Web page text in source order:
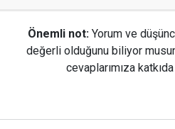
Önemli not: Yorum ve
değerli olduğunu biliyor
cevaplarımıza